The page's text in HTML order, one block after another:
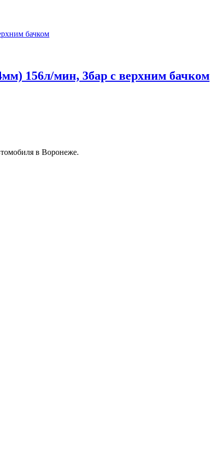
156л/мин, 3бар с верхним бачком
в Воронеже.